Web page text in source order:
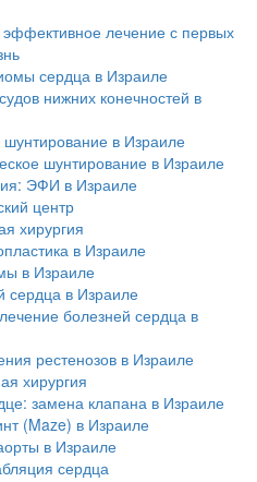
лечение с первых
сердца в Израиле
нижних конечностей в
в Израиле
шунтирование в Израиле
ЭФИ в Израиле
центр
хирургия
в Израиле
в Израиле
сердца в Израиле
болезней сердца в
рестенозов в Израиле
хирургия
замена клапана в Израиле
(Maze) в Израиле
в Израиле
сердца